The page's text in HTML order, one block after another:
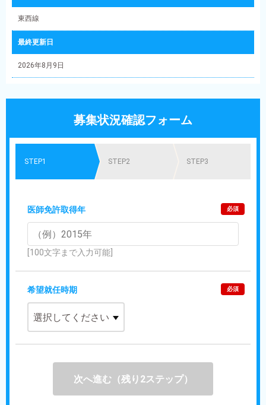
東西線
最終更新日
2026年8月9日
募集状況確認フォーム
STEP1 STEP2 STEP3
医師免許取得年 必須
[100文字まで入力可能]
希望就任時期 必須
次へ進む（残り2ステップ）